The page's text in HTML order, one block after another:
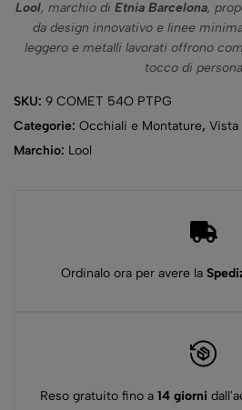
Lool, marchio di Etnia Barcelona,
da design innovativo e linee
leggero e metalli lavorati offrono
tocco di
SKU: 9 COMET 54O PTPG
Categorie: Occhiali e Montature, Vista
Marchio: Lool
Ordinalo ora per avere la
Reso gratuito fino a 14 giorni